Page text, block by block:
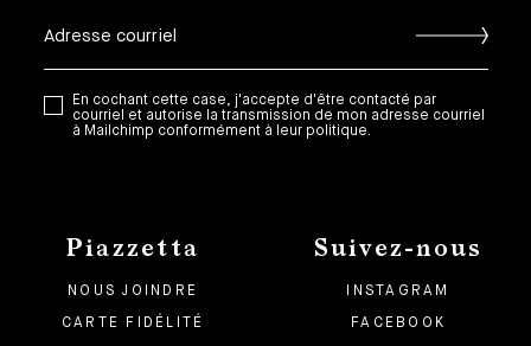
En cochant cette case, j'accepte d'être contacté par
courriel et autorise la transmission de mon adresse courriel
à Mailchimp conformément à leur politique.
Piazzetta
NOUS JOINDRE
CARTE FIDÉLITÉ
Suivez-nous
INSTAGRAM
FACEBOOK